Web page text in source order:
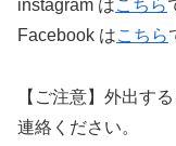
instagram はこちら
Facebook はこちら
【ご注意】外出す
連絡ください。